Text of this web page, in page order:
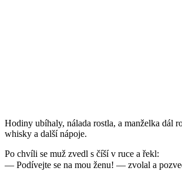
Hodiny ubíhaly, nálada rostla, a manželka dál
whisky a další nápoje.
Po chvíli se muž zvedl s číší v ruce a řekl:
— Podívejte se na mou ženu! — zvolal a